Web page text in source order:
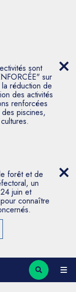
sont
sur
réduction de
des activités
renforcées
piscines,
forêt et de
un
juin et
connaître